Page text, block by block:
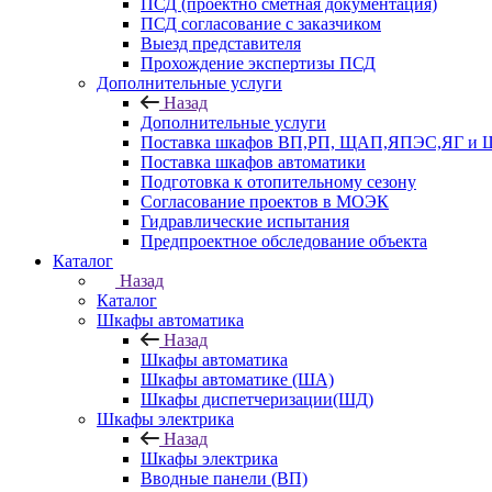
ПСД (проектно сметная документация)
ПСД согласование с заказчиком
Выезд представителя
Прохождение экспертизы ПСД
Дополнительные услуги
Назад
Дополнительные услуги
Поставка шкафов ВП,РП, ЩАП,ЯПЭС,ЯГ и
Поставка шкафов автоматики
Подготовка к отопительному сезону
Согласование проектов в МОЭК
Гидравлические испытания
Предпроектное обследование объекта
Каталог
Назад
Каталог
Шкафы автоматика
Назад
Шкафы автоматика
Шкафы автоматике (ША)
Шкафы диспетчеризации(ШД)
Шкафы электрика
Назад
Шкафы электрика
Вводные панели (ВП)